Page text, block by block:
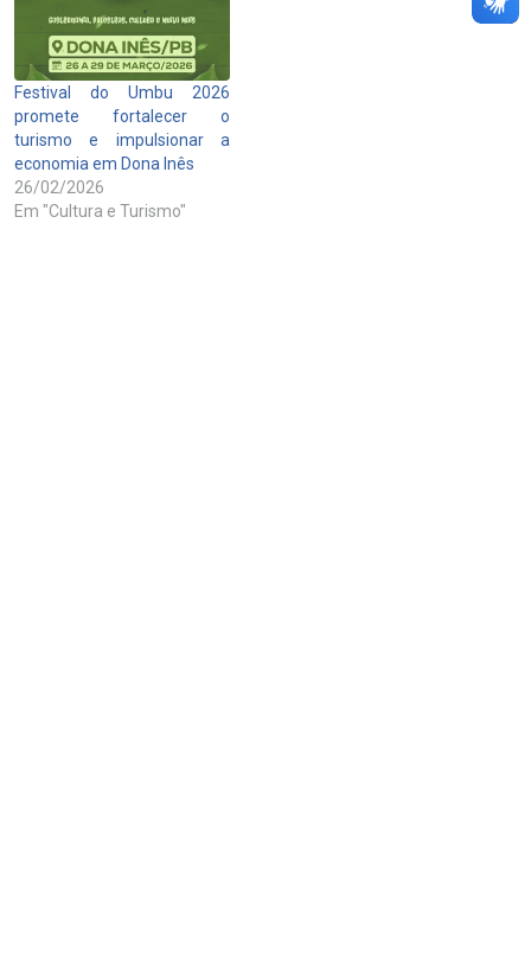
Festival do Umbu 2026
promete fortalecer o
turismo e impulsionar a
economia em Dona Inês
26/02/2026
Em "Cultura e Turismo"